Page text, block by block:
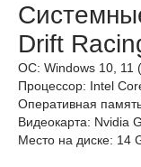
Drift
ОС: Windows 10, 11
Процессор: Intel
Оперативная
Видеокарта: Nvidia
Место на диске: 14